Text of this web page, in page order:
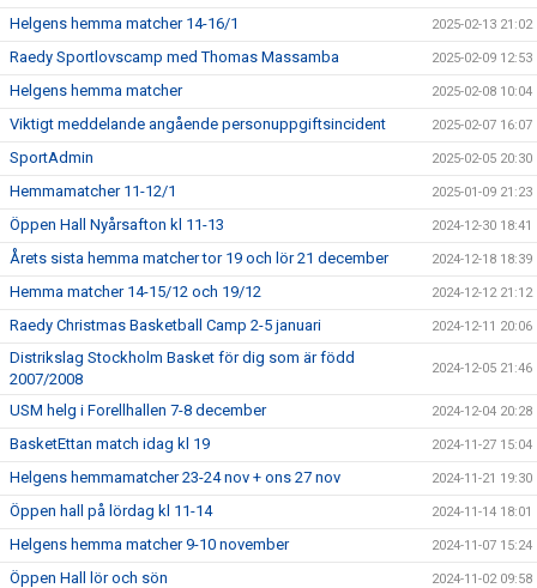
Helgens hemma matcher 14-16/1 2025-02-13 21:02
Raedy Sportlovscamp med Thomas Massamba 2025-02-09 12:53
Helgens hemma matcher 2025-02-08 10:04
Viktigt meddelande angående personuppgiftsincident 2025-02-07 16:07
SportAdmin 2025-02-05 20:30
Hemmamatcher 11-12/1 2025-01-09 21:23
Öppen Hall Nyårsafton kl 11-13 2024-12-30 18:41
Årets sista hemma matcher tor 19 och lör 21 december 2024-12-18 18:39
Hemma matcher 14-15/12 och 19/12 2024-12-12 21:12
Raedy Christmas Basketball Camp 2-5 januari 2024-12-11 20:06
Distrikslag Stockholm Basket för dig som är född
2007/2008
2024-12-05 21:46
USM helg i Forellhallen 7-8 december 2024-12-04 20:28
BasketEttan match idag kl 19 2024-11-27 15:04
Helgens hemmamatcher 23-24 nov + ons 27 nov 2024-11-21 19:30
Öppen hall på lördag kl 11-14 2024-11-14 18:01
Helgens hemma matcher 9-10 november 2024-11-07 15:24
Öppen Hall lör och sön 2024-11-02 09:58